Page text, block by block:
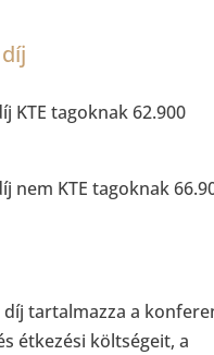
KTE tagoknak 62.900
nem KTE tagoknak
díj tartalmazza a
étkezési költségeit, a